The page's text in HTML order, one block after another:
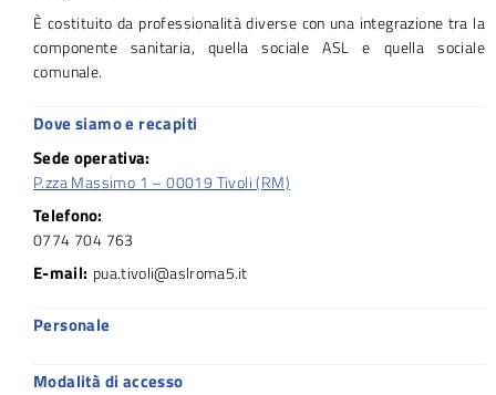
È costituito da professionalità diverse con una integrazione tra la
componente sanitaria, quella sociale ASL e quella sociale
comunale.
Dove siamo e recapiti
Sede operativa:
P.zza Massimo 1 – 00019 Tivoli (RM)
Telefono:
0774 704 763
E-mail: pua.tivoli@aslroma5.it
Personale
Modalità di accesso